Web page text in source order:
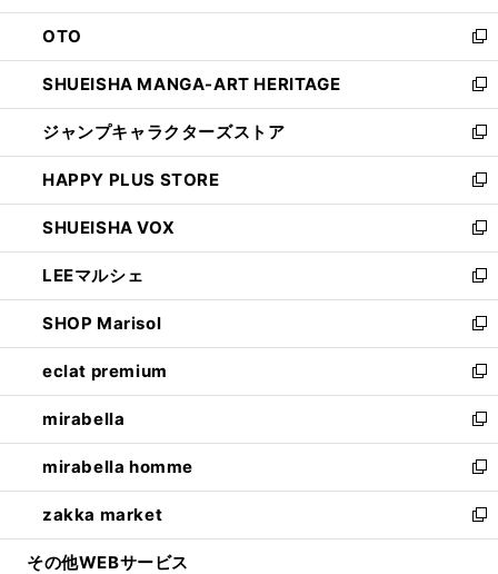
ウ
で
開
く
ン
ド
ウ
で
開
く
OTO
新
し
い
ウ
ィ
ン
ド
ウ
で
開
く
SHUEISHA MANGA-ART HERITAGE
新
し
い
ウ
ィ
ン
ド
ウ
で
開
く
ジャンプキャラクターズストア
新
し
い
ウ
ィ
ン
ド
ウ
で
開
く
HAPPY PLUS STORE
新
し
い
ウ
ィ
ン
ド
ウ
で
開
く
SHUEISHA VOX
新
し
い
ウ
ィ
ン
ド
ウ
で
開
く
LEEマルシェ
新
し
い
ウ
ィ
ン
ド
ウ
で
開
く
SHOP Marisol
新
し
い
ウ
ィ
ン
ド
ウ
で
開
eclat premium
新
し
い
ウ
ィ
ン
ド
ウ
mirabella
新
し
い
ウ
ィ
ン
mirabella homme
新
し
い
ウ
zakka market
新
し
その他WEBサービス